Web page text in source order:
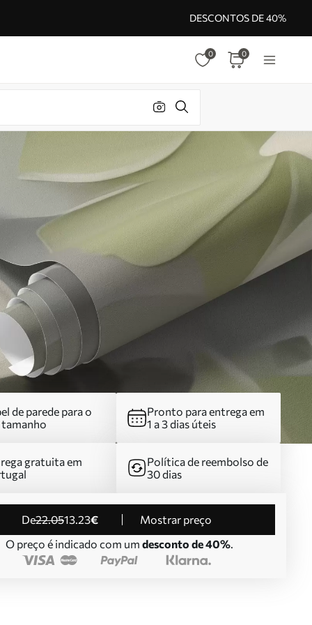
DESCONTOS DE 40%
0 0
de parede para o
tamanho
Pronto para entrega em
1 a 3 dias úteis
gratuita em
Política de reembolso de
30 dias
de22.0513.23€
Mostrar preço
O preço é indicado com um desconto de 40%.